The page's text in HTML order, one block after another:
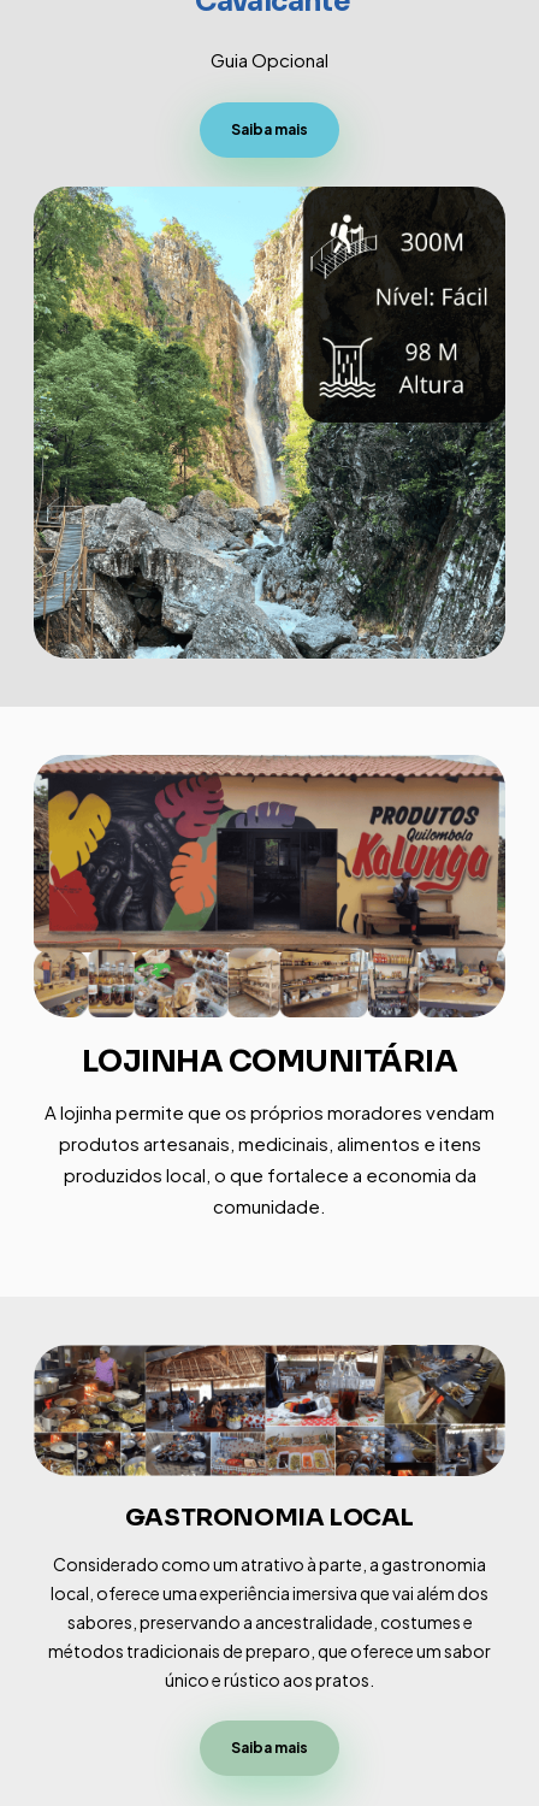
Guia Opcional
Saiba mais
LOJINHA COMUNITÁRIA
A lojinha permite que os próprios moradores vendam
produtos artesanais, medicinais, alimentos e itens
produzidos local, o que fortalece a economia da
comunidade.
GASTRONOMIA LOCAL
Considerado como um atrativo à parte, a gastronomia
local, oferece uma experiência imersiva que vai além dos
sabores, preservando a ancestralidade, costumes e
métodos tradicionais de preparo, que oferece um sabor
único e rústico aos pratos.
Saiba mais